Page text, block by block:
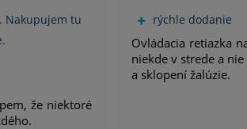
Nakupujem tu
že niektoré
rýchle dodanie
Ovládacia retiazka
niekde v strede a
a sklopení žalúzie.